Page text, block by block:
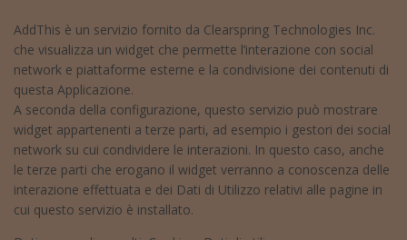
AddThis è un servizio fornito da Clearspring Technologies Inc.
che visualizza un widget che permette l’interazione con social
network e piattaforme esterne e la condivisione dei contenuti di
questa Applicazione.
A seconda della configurazione, questo servizio può mostrare
widget appartenenti a terze parti, ad esempio i gestori dei social
network su cui condividere le interazioni. In questo caso, anche
le terze parti che erogano il widget verranno a conoscenza delle
interazione effettuata e dei Dati di Utilizzo relativi alle pagine in
cui questo servizio è installato.